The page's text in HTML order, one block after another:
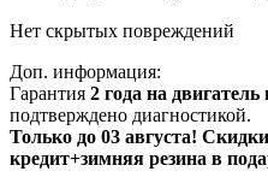
Нет скрытых повреждений
Доп. информация:
Гарантия 2 года на
подтверждено диагностикой.
Только до 03 августа!
кредит+зимняя резина в